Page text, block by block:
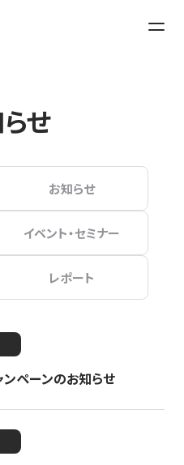
せ
お知らせ
イベント・セミナー
レポート
ペーンのお知らせ